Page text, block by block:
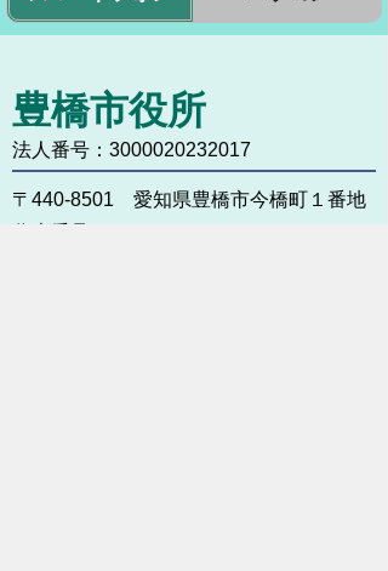
豊橋市役所
法人番号：3000020232017
〒440-8501 愛知県豊橋市今橋町１番地